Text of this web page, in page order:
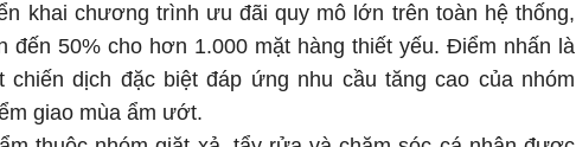
khai chương trình ưu đãi quy mô lớn trên toàn hệ thống,
đến 50% cho hơn 1.000 mặt hàng thiết yếu. Điểm nhấn là
chiến dịch đặc biệt đáp ứng nhu cầu tăng cao của nhóm
giao mùa ẩm ướt.